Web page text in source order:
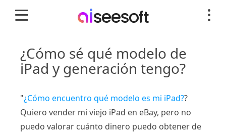
¿Cómo sé qué modelo de
iPad y generación tengo?
"¿Cómo encuentro qué modelo es mi iPad??
Quiero vender mi viejo iPad en eBay, pero no
puedo valorar cuánto dinero puedo obtener de